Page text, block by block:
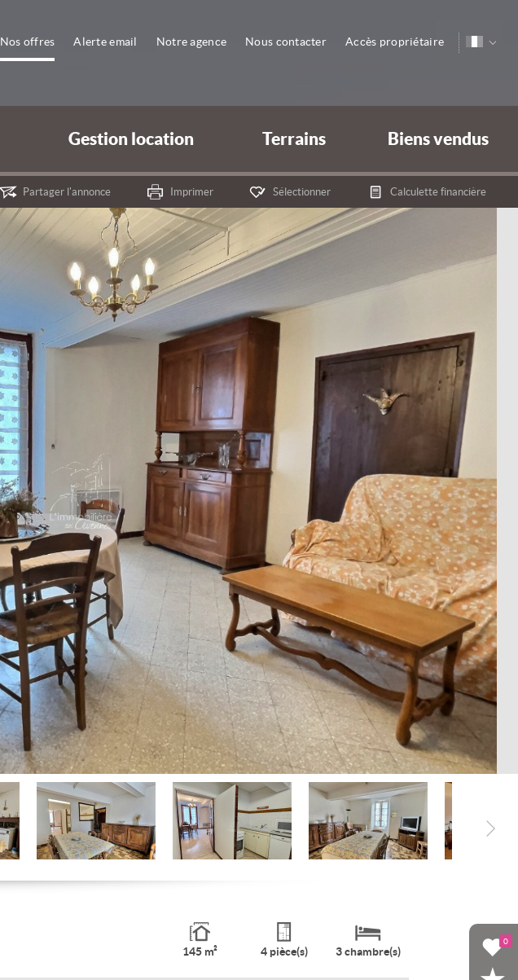
Nos offres Alerte email Notre agence Nous contacter Accès propriétaire
0
Gestion location Terrains Biens vendus
Partager l'annonce Imprimer Sélectionner Calculette financière
145 m² 4 pièce(s) 3 chambre(s)